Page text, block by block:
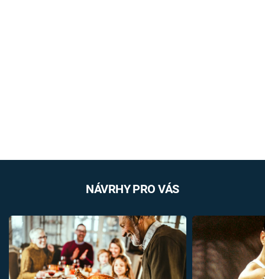
NÁVRHY PRO VÁS